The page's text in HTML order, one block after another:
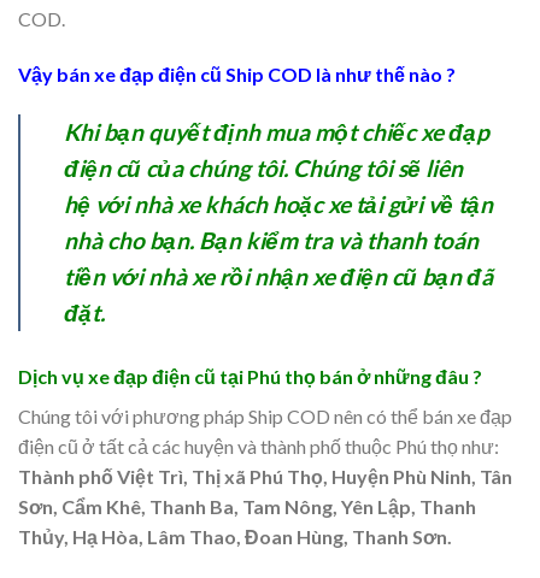
COD.
Vậy bán xe đạp điện cũ Ship COD là như thế nào ?
Khi bạn quyết định mua một chiếc xe đạp
điện cũ của chúng tôi. Chúng tôi sẽ liên
hệ với nhà xe khách hoặc xe tải gửi về tận
nhà cho bạn. Bạn kiểm tra và thanh toán
tiền với nhà xe rồi nhận xe điện cũ bạn đã
đặt.
Dịch vụ xe đạp điện cũ tại Phú thọ bán ở những đâu ?
Chúng tôi với phương pháp Ship COD nên có thể bán xe đạp
điện cũ ở tất cả các huyện và thành phố thuộc Phú thọ như:
Thành phố Việt Trì, Thị xã Phú Thọ, Huyện Phù Ninh, Tân
Sơn, Cẩm Khê, Thanh Ba, Tam Nông, Yên Lập, Thanh
Thủy, Hạ Hòa, Lâm Thao, Đoan Hùng, Thanh Sơn.